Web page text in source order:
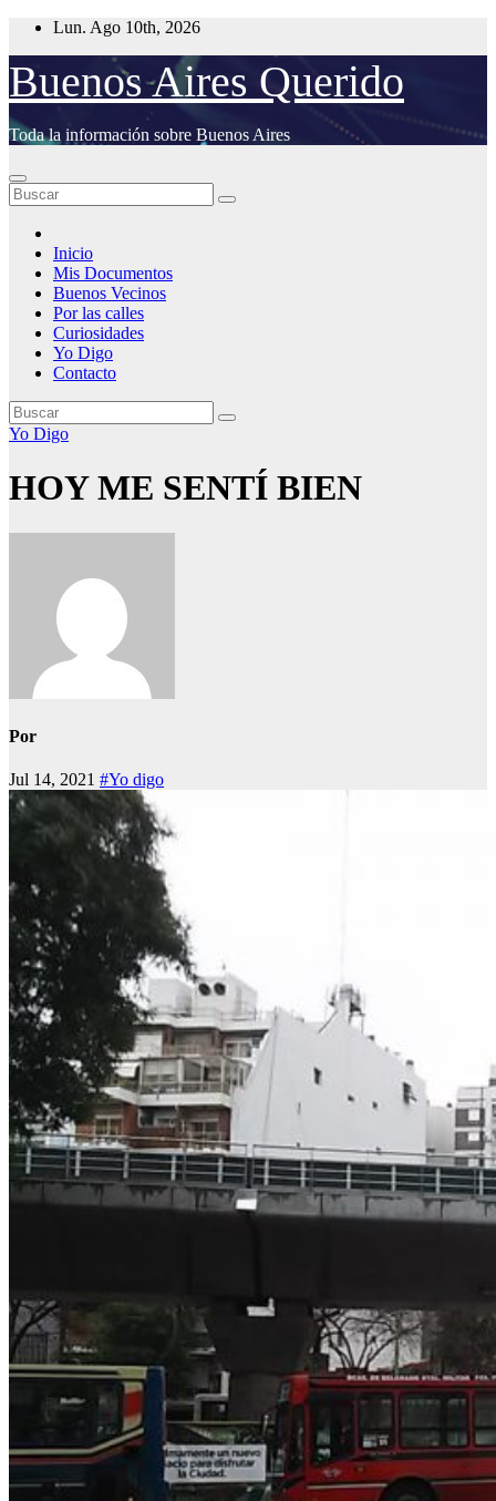
Saltar
contenido
Lun. Ago 10th, 2026
Buenos Aires Querido
Toda la información sobre Buenos Aires
Inicio
Mis Documentos
Buenos Vecinos
Por las calles
Curiosidades
Yo Digo
Contacto
Yo Digo
HOY ME SENTÍ BIEN
Por
Jul 14, 2021 #Yo digo